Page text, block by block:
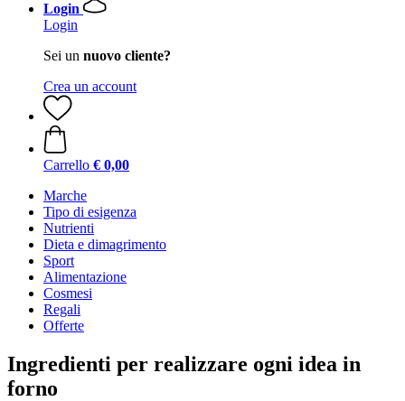
Login
Login
Sei un nuovo cliente?
Crea un account
Carrello € 0,00
Marche
Tipo di esigenza
Nutrienti
Dieta e dimagrimento
Sport
Alimentazione
Cosmesi
Regali
Offerte
Ingredienti per realizzare ogni idea in
forno